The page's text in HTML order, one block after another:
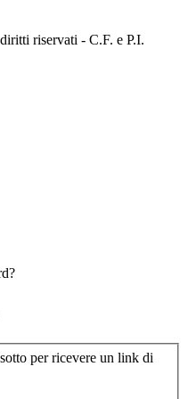
riservati - C.F. e P.I.
per ricevere un link di